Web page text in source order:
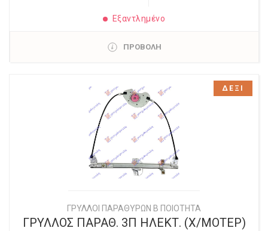
Εξαντλημένο
ΠΡΟΒΟΛΗ
ΓΡΥΛΛΟΙ ΠΑΡΑΘΥΡΩΝ Β ΠΟΙΟΤΗΤΑ
ΓΡΥΛΛΟΣ ΠΑΡΑΘ. 3Π ΗΛΕΚΤ. (Χ/ΜΟΤΕΡ)
ΔΕΞΙ